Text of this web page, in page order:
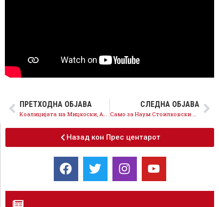
ПРЕТХОДНА ОБЈАВА СЛЕДНА ОБЈАВА
Назад кон Прес центарот